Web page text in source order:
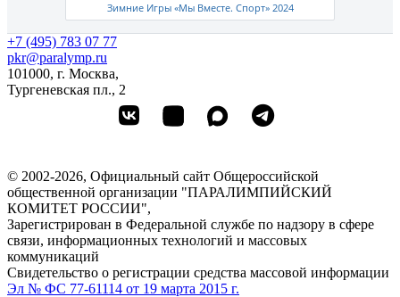
Зимние Игры «Мы Вместе. Спорт» 2024
+7 (495) 783 07 77
pkr@paralymp.ru
101000, г. Москва,
Тургеневская пл., 2
© 2002-2026, Официальный сайт Общероссийской
общественной организации "ПАРАЛИМПИЙСКИЙ
КОМИТЕТ РОССИИ",
Зарегистрирован в Федеральной службе по надзору в сфере
связи, информационных технологий и массовых
коммуникаций
Свидетельство о регистрации средства массовой информации
Эл № ФС 77-61114 от 19 марта 2015 г.